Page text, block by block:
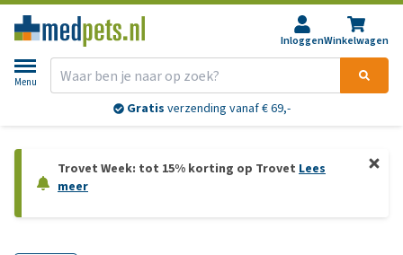
InloggenWinkelwagen
Menu
Gratis verzending vanaf € 69,-
Trovet Week: tot 15% korting op Trovet Lees
meer